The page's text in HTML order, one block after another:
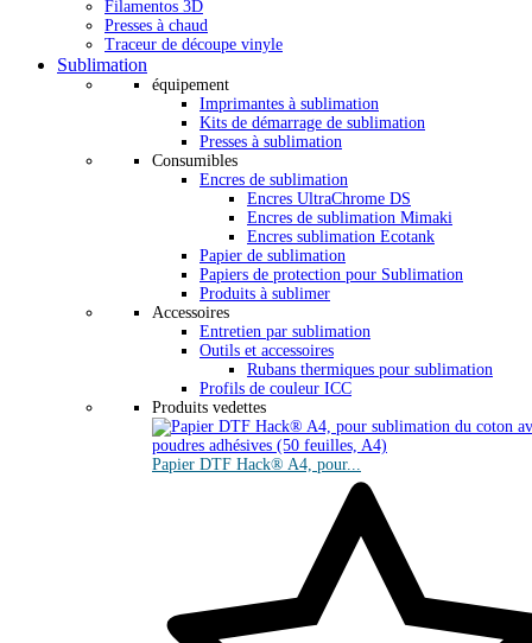
Filamentos 3D
Presses à chaud
Traceur de découpe vinyle
Sublimation
équipement
Imprimantes à sublimation
Kits de démarrage de sublimation
Presses à sublimation
Consumibles
Encres de sublimation
Encres UltraChrome DS
Encres de sublimation Mimaki
Encres sublimation Ecotank
Papier de sublimation
Papiers de protection pour Sublimation
Produits à sublimer
Accessoires
Entretien par sublimation
Outils et accessoires
Rubans thermiques pour sublimation
Profils de couleur ICC
Produits vedettes
Papier DTF Hack® A4, pour...